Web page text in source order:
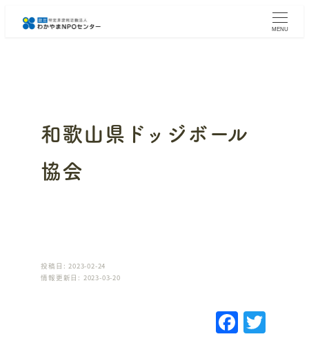
MENU
和歌山県ドッジボール
協会
投稿日: 2023-02-24
情報更新日: 2023-03-20
F
a
T